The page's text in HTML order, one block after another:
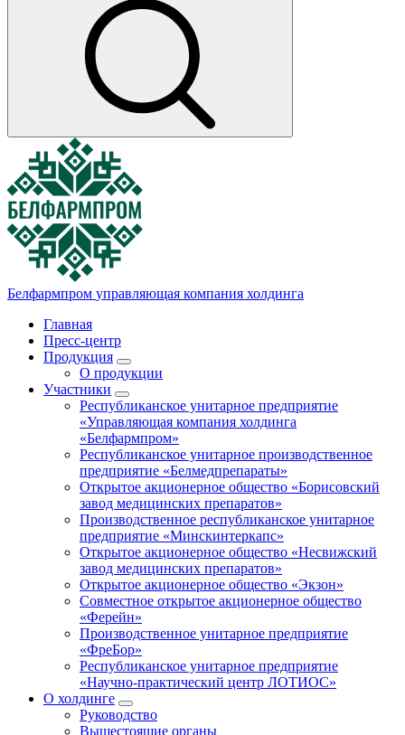
Белфармпром управляющая компания холдинга
Главная
Пресс-центр
Продукция
О продукции
Участники
Республиканское унитарное предприятие
«Управляющая компания холдинга
«Белфармпром»
Республиканское унитарное производственное
предприятие «Белмедпрепараты»
Открытое акционерное общество «Борисовский
завод медицинских препаратов»
Производственное республиканское унитарное
предприятие «Минскинтеркапс»
Открытое акционерное общество «Несвижский
завод медицинских препаратов»
Открытое акционерное общество «Экзон»
Совместное открытое акционерное общество
«Ферейн»
Производственное унитарное предприятие
«ФреБор»
Республиканское унитарное предприятие
«Научно-практический центр ЛОТИОС»
О холдинге
Руководство
Вышестоящие органы